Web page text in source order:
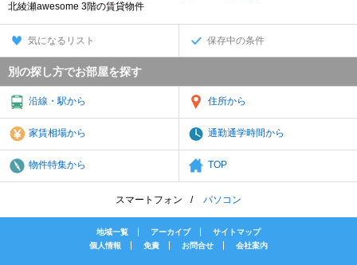
北綾瀬awesome 3階の賃貸物件
気になるリスト 保存中の条件
別の探し方でお部屋を探す
沿線・駅から 住所から
家賃相場から 通勤通学時間から
物件特集から TOP
スマートフォン パソコン
地域一覧 アーカイブ
サイトマップ
個人情報
免責 お問合せ 会社案内